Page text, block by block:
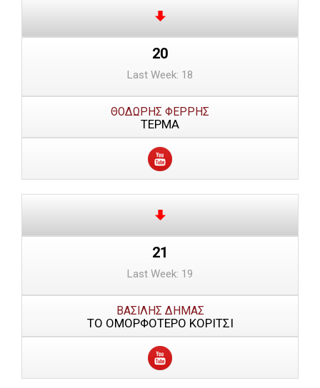
20
Last Week: 18
ΘΟΔΩΡΗΣ ΦΕΡΡΗΣ
ΤΕΡΜΑ
21
Last Week: 19
ΒΑΣΙΛΗΣ ΔΗΜΑΣ
ΤΟ ΟΜΟΡΦΟΤΕΡΟ ΚΟΡΙΤΣΙ